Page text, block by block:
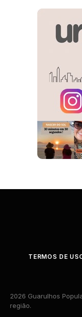
TERMOS DE
2026 Guarulhos
região.